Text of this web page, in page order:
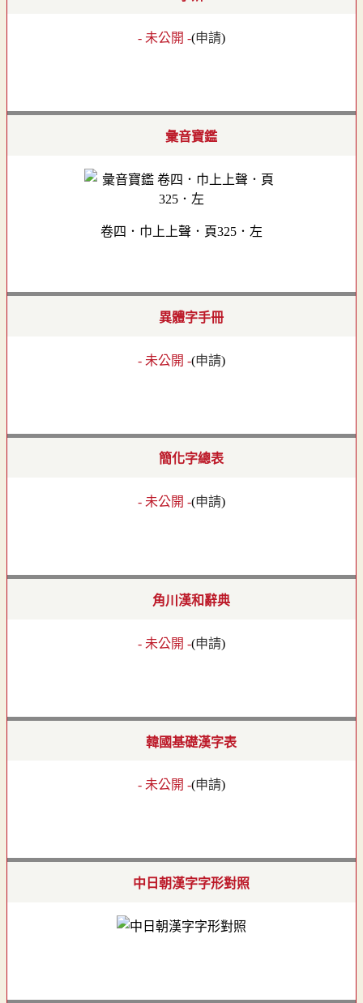
- 未公開 -(申請)
彙音寶鑑
卷四．巾上上聲．頁325．左
異體字手冊
- 未公開 -(申請)
簡化字總表
- 未公開 -(申請)
角川漢和辭典
- 未公開 -(申請)
韓國基礎漢字表
- 未公開 -(申請)
中日朝漢字字形對照